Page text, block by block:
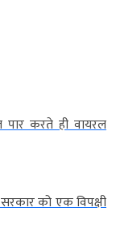
पार करते ही वायरल
को एक विपक्षी